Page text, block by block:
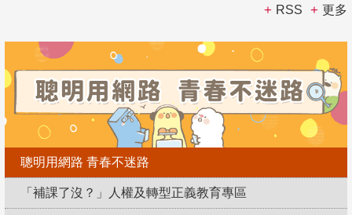
RSS 更多
聰明用網路 青春不迷路
「補課了沒？」人權及轉型正義教育專區